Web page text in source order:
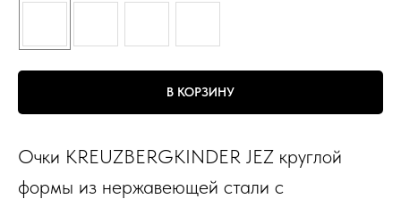
В КОРЗИНУ
Очки KREUZBERGKINDER JEZ круглой
формы из нержавеющей стали с